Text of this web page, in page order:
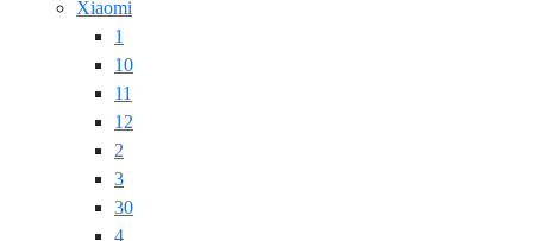
Xiaomi
1
10
11
12
2
3
30
4